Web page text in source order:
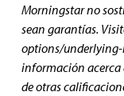
Morningstar no
sean garantías.
options/
información acerca
de otras